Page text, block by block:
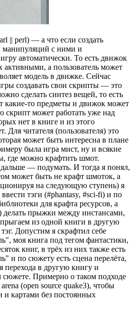
|| perl) — а что если создать
манипуляций с ними и
автоматически. То есть движок
активными, а пользователь может
модель в движке. Сейчас
создавать свои скрипты — это
сделать синтез вещей, то есть
какие-то предметы и движок может
скрипт может работать уже над
нет в книге и из этого
Для читателя (пользователя) это
может быть интересна в плане
была игра мист, ну и всякие
где можно крафтить шмот.
— подумать. И тогда я понял,
может быть не крафт шмоток, а
на следующую ступень) я
тэги (#phantasy, #sci-fi) и по
для крафта ресурсов, а
делать прыжки между инстансами,
из одной книги в другую
Допустим я скрафтил себе
моя книга под тегом фантастики,
книг, в трёх из них также есть
и по сюжету есть сцена перелёта,
перехода в другую книгу и
сюжете. Примерно о таком подходе
(open source quake3), чтобы
и картами без постоянных